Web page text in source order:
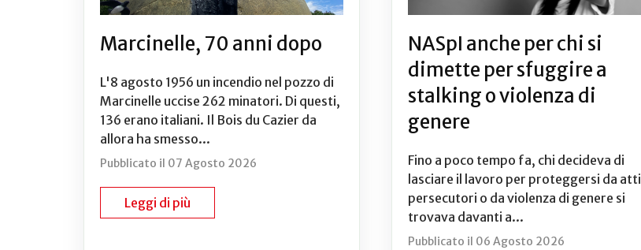
Marcinelle, 70 anni dopo
L'8 agosto 1956 un incendio nel pozzo di
Marcinelle uccise 262 minatori. Di questi,
136 erano italiani. Il Bois du Cazier da
allora ha smesso...
Pubblicato il 07 Agosto 2026
Leggi di più
NASpI anche per chi si
dimette per sfuggire a
stalking o violenza di
genere
Fino a poco tempo fa, chi decideva di
lasciare il lavoro per proteggersi da atti
persecutori o da violenza di genere si
trovava davanti a...
Pubblicato il 06 Agosto 2026